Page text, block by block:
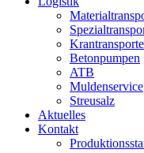
Krantransporte
Betonpumpen
ATB
Muldenservice
Streusalz
Aktuelles
Kontakt